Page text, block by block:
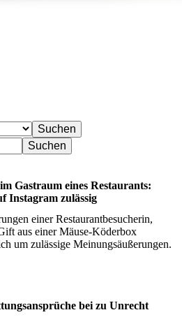
Gastraum eines Restaurants:
Instagram zulässig
einer Restaurantbesucherin,
aus einer Mäuse-Köderbox
um zulässige Meinungsäußerungen.
bei zu Unrecht